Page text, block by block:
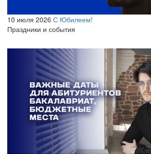
10 июля 2026 С Юбилеем!
Праздники и события